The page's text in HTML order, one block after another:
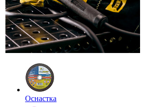
Оснастка